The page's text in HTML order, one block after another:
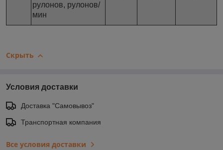
рулонов, рулонов/
мин
Скрыть
Условия доставки
Доставка "Самовывоз"
Транспортная компания
Все условия доставки